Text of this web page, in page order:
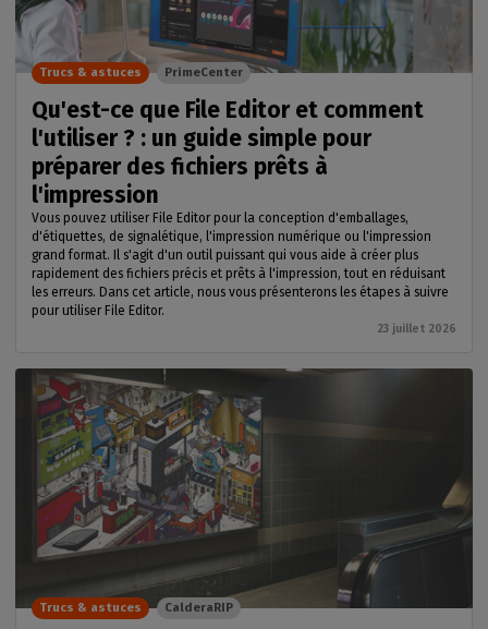
Qu'est-ce que File Editor et comment
l'utiliser ? : un guide simple pour
préparer des fichiers prêts à
l'impression
Vous pouvez utiliser File Editor pour la conception d'emballages,
d'étiquettes, de signalétique, l'impression numérique ou l'impression
grand format. Il s'agit d'un outil puissant qui vous aide à créer plus
rapidement des fichiers précis et prêts à l'impression, tout en réduisant
les erreurs. Dans cet article, nous vous présenterons les étapes à suivre
pour utiliser File Editor.
23 juillet 2026
Trucs & astuces PrimeCenter
Trucs & astuces CalderaRIP